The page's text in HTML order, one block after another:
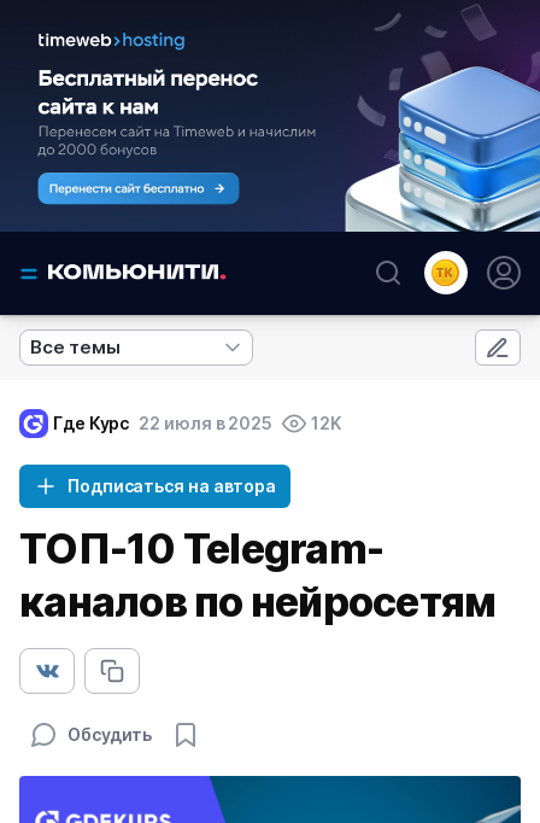
Все темы
Где Курс 22 июля в 2025 12K
Подписаться на автора
ТОП-10 Telegram-
каналов по нейросетям
Обсудить